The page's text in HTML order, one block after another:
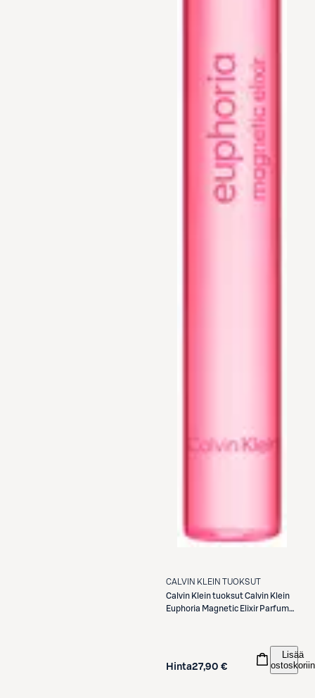
CALVIN KLEIN TUOKSUT
Calvin Klein tuoksutCalvin Klein
Euphoria Magnetic Elixir Parfum
Hinta27,90 €
Lisää
ostoskoriin